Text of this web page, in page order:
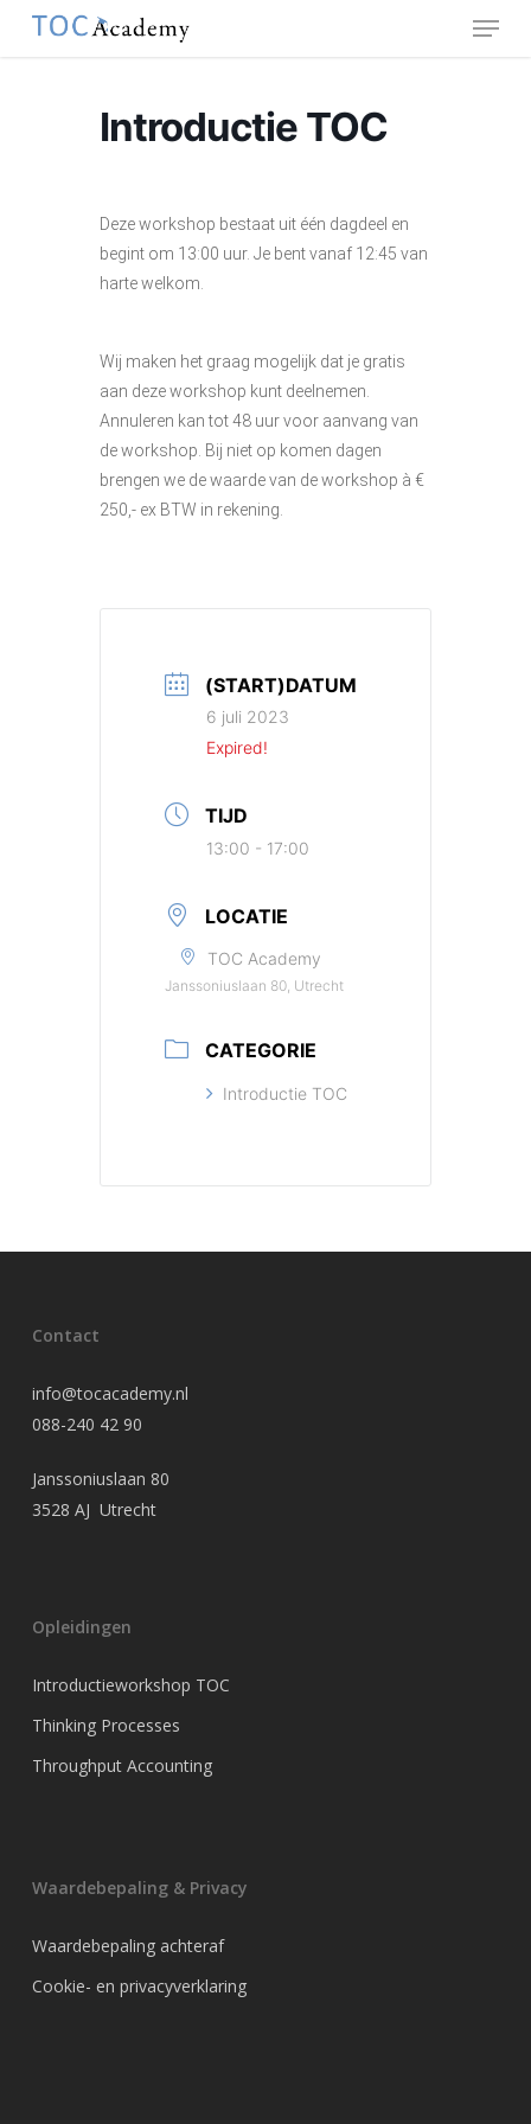
Menu
Introductie TOC
Deze workshop bestaat uit één dagdeel en
begint om 13:00 uur. Je bent vanaf 12:45 van
harte welkom.
Wij maken het graag mogelijk dat je gratis
aan deze workshop kunt deelnemen.
Annuleren kan tot 48 uur voor aanvang van
de workshop. Bij niet op komen dagen
brengen we de waarde van de workshop à €
250,- ex BTW in rekening.
(START)DATUM
6 juli 2023
Expired!
TIJD
13:00 - 17:00
LOCATIE
TOC Academy
Janssoniuslaan 80, Utrecht
CATEGORIE
Introductie TOC
Contact
info@tocacademy.nl
088-240 42 90
Janssoniuslaan 80
3528 AJ Utrecht
Opleidingen
Introductieworkshop TOC
Thinking Processes
Throughput Accounting
Waardebepaling & Privacy
Waardebepaling achteraf
Cookie- en privacyverklaring